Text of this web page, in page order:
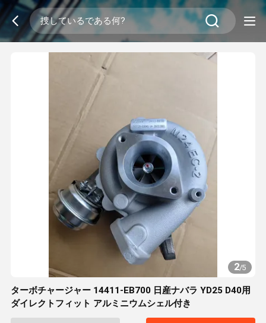
2/5
ターボチャージャー 14411-EB700 日産ナバラ YD25 D40用
ダイレクトフィット アルミニウムシェル付き